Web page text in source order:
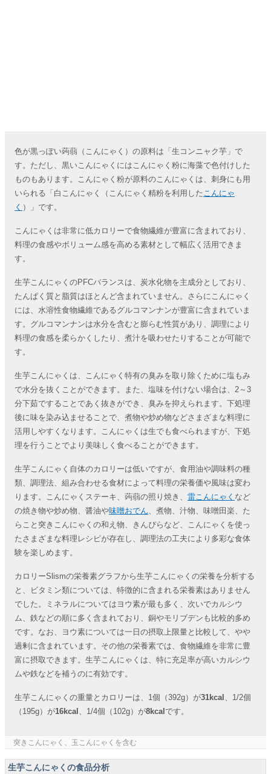
色が黒っぽい蒟蒻（こんにゃく）の原料は「生コンニャク芋」で
す。ただし、黒いこんにゃくにはこんにゃく粉に海藻で色付けした
ものもあります。こんにゃく粉が原料のこんにゃくは、刺身にも用
いられる「白こんにゃく（こんにゃく精粉を利用したこんにゃ
く ）」です。
こんにゃくは非常に低カロリーで食物繊維が豊富に含まれており、
料理の食感やボリューム感を高める素材として幅広く活用できま
す。
生芋こんにゃくのPFCバランスは、炭水化物を主成分としており、
たんぱく質と脂質はほとんど含まれていません。さらにこんにゃく
には、水溶性食物繊維であるグルコマンナンが豊富に含まれていま
す。グルコマンナンは水分を含むと膨らむ性質があり、調理により
料理の食感を柔らかくしたり、煮汁を吸わせたりすることが可能で
す。
生芋こんにゃくは、こんにゃく特有の臭みを取り除くために塩もみ
で水分を抜くことができます。また、塩味を付けない場合は、2～3
分下茹ですることであく抜きができ、臭みを抑えられます。下処理
後に味を染み込ませることで、煮物や炒め物などさまざまな料理に
活用しやすくなります。こんにゃくは生でも食べられますが、下処
理を行うことでより美味しく食べることができます。
生芋こんにゃく自体のカロリーは低いですが、食用油や調味料の種
類、調理法、組み合わせる食材によって料理の栄養価や風味は変わ
ります。こんにゃくステーキ、蒟蒻の照り焼き、 雷こんにゃく など
の焼き物や炒め物、醤油や味噌おでん、煮物、汁物、味噌田楽、た
らこと突きこんにゃくの和え物、きんぴらなど、こんにゃくを使っ
たさまざまな料理レシピが存在し、調理法の工夫により多彩な食体
験を楽しめます。
カロリーSlismの栄養素グラフから生芋こんにゃくの栄養を分析する
と、ビタミン類については、特徴的に含まれる栄養素はありません
でした。ミネラルについてはヨウ素が最も多く、次いでカルシウ
ム、鉄などの順に多く含まれており、銅やモリブデンも比較的多め
です。なお、ヨウ素については一日の摂取上限量と比較して、やや
過剰に含まれています。その他の栄養素では、食物繊維を非常に豊
富に摂取できます。生芋こんにゃくは、特に充足率が高いカルシウ
ムや鉄などを補うのに有効です。
生芋こんにゃくの重量とカロリーは、1個（392g）が31kcal 、1/2個
（195g）が16kcal 、1/4個（102g）が8kcal です。
突きこんにゃく、玉こんにゃくを含む
生芋こんにゃくの食品分析